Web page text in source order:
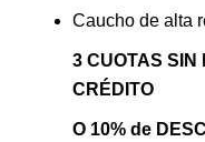
Caucho de alta
3 CUOTAS SIN
CRÉDITO
O 10% de